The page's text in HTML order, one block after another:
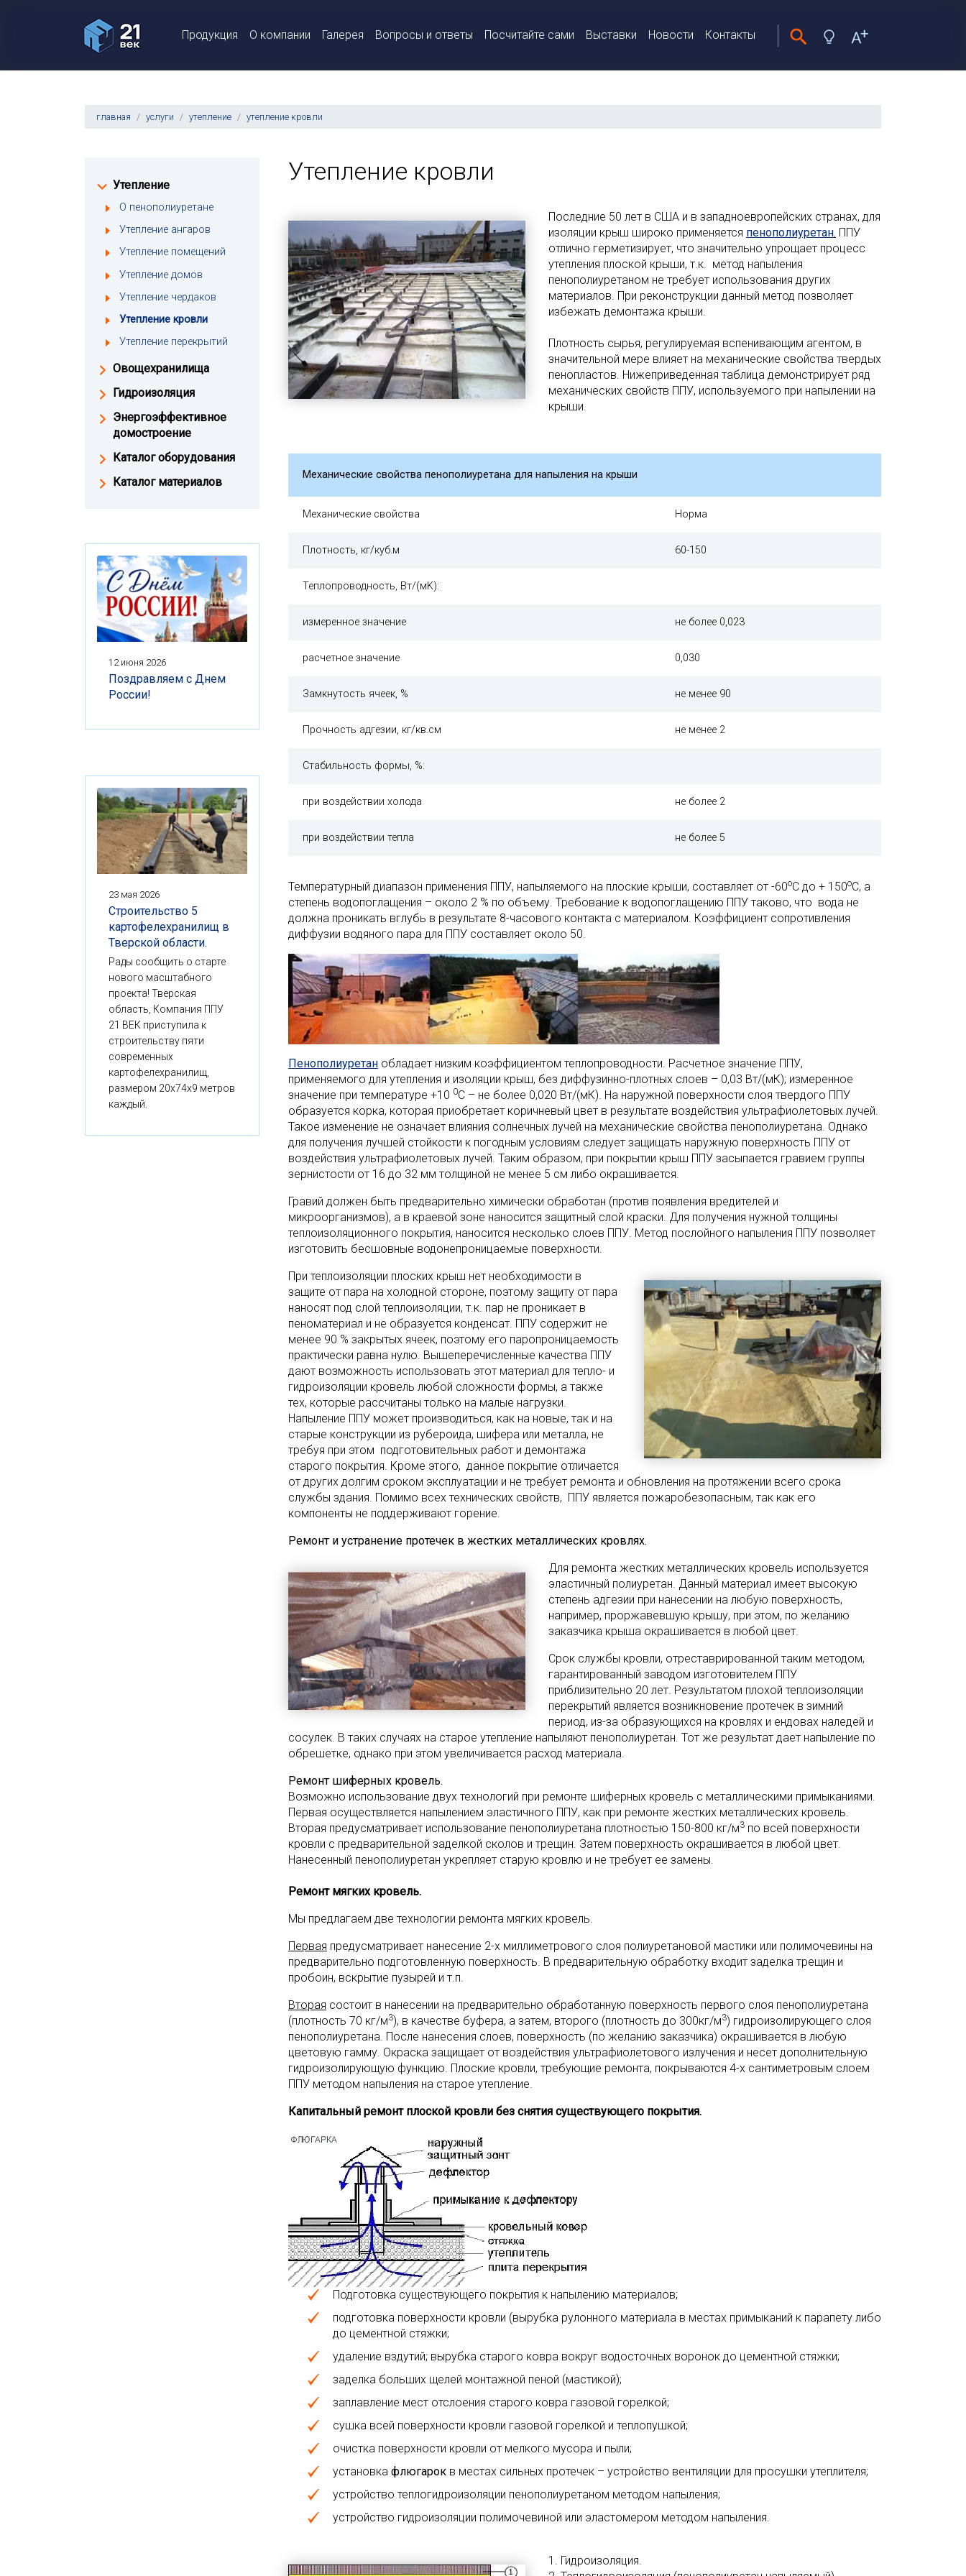
Продукция О компании Галерея Вопросы и ответы Посчитайте сами Выставки Новости Контакты
главная услуги утепление утепление кровли
Утепление кровли
Последние 50 лет в США и в западноевропейских странах, для
изоляции крыш широко применяется пенополиуретан. ППУ
отлично герметизирует, что значительно упрощает процесс
утепления плоской крыши, т.к. метод напыления
пенополиуретаном не требует использования других
материалов. При реконструкции данный метод позволяет
избежать демонтажа крыши.
Плотность сырья, регулируемая вспенивающим агентом, в
значительной мере влияет на механические свойства твердых
пенопластов. Нижеприведенная таблица демонстрирует ряд
механических свойств ППУ, используемого при напылении на
крыши.
Механические свойства пенополиуретана для напыления на крыши
Механические свойства Норма
Плотность, кг/куб.м 60-150
Теплопроводность, Вт/(мK):
измеренное значение не более 0,023
расчетное значение 0,030
Замкнутость ячеек, % не менее 90
Прочность адгезии, кг/кв.см не менее 2
Стабильность формы, %:
при воздействии холода не более 2
при воздействии тепла не более 5
Температурный диапазон применения ППУ, напыляемого на плоские крыши, составляет от -60оС до + 150оС, а
степень водопоглащения – около 2 % по объему. Требование к водопоглащению ППУ таково, что вода не
должна проникать вглубь в результате 8-часового контакта с материалом. Коэффициент сопротивления
диффузии водяного пара для ППУ составляет около 50.
Пенополиуретан обладает низким коэффициентом теплопроводности. Расчетное значение ППУ,
применяемого для утепления и изоляции крыш, без диффузинно-плотных слоев – 0,03 Вт/(мК); измеренное
значение при температуре +10 0С – не более 0,020 Вт/(мК). На наружной поверхности слоя твердого ППУ
образуется корка, которая приобретает коричневый цвет в результате воздействия ультрафиолетовых лучей.
Такое изменение не означает влияния солнечных лучей на механические свойства пенополиуретана. Однако
для получения лучшей стойкости к погодным условиям следует защищать наружную поверхность ППУ от
воздействия ультрафиолетовых лучей. Таким образом, при покрытии крыш ППУ засыпается гравием группы
зернистости от 16 до 32 мм толщиной не менее 5 см либо окрашивается.
Гравий должен быть предварительно химически обработан (против появления вредителей и
микроорганизмов), а в краевой зоне наносится защитный слой краски. Для получения нужной толщины
теплоизоляционного покрытия, наносится несколько слоев ППУ. Метод послойного напыления ППУ позволяет
изготовить бесшовные водонепроницаемые поверхности.
При теплоизоляции плоских крыш нет необходимости в
защите от пара на холодной стороне, поэтому защиту от пара
наносят под слой теплоизоляции, т.к. пар не проникает в
пеноматериал и не образуется конденсат. ППУ содержит не
менее 90 % закрытых ячеек, поэтому его паропроницаемость
практически равна нулю. Вышеперечисленные качества ППУ
дают возможность использовать этот материал для тепло- и
гидроизоляции кровель любой сложности формы, а также
тех, которые рассчитаны только на малые нагрузки.
Напыление ППУ может производиться, как на новые, так и на
старые конструкции из рубероида, шифера или металла, не
требуя при этом подготовительных работ и демонтажа
старого покрытия. Кроме этого, данное покрытие отличается
от других долгим сроком эксплуатации и не требует ремонта и обновления на протяжении всего срока
службы здания. Помимо всех технических свойств, ППУ является пожаробезопасным, так как его
компоненты не поддерживают горение.
Ремонт и устранение протечек в жестких металлических кровлях.
Для ремонта жестких металлических кровель используется
эластичный полиуретан. Данный материал имеет высокую
степень адгезии при нанесении на любую поверхность,
например, проржавевшую крышу, при этом, по желанию
заказчика крыша окрашивается в любой цвет.
Срок службы кровли, отреставрированной таким методом,
гарантированный заводом изготовителем ППУ
приблизительно 20 лет. Результатом плохой теплоизоляции
перекрытий является возникновение протечек в зимний
период, из-за образующихся на кровлях и ендовах наледей и
сосулек. В таких случаях на старое утепление напыляют пенополиуретан. Тот же результат дает напыление по
обрешетке, однако при этом увеличивается расход материала.
Ремонт шиферных кровель.
Возможно использование двух технологий при ремонте шиферных кровель с металлическими примыканиями.
Первая осуществляется напылением эластичного ППУ, как при ремонте жестких металлических кровель.
Вторая предусматривает использование пенополиуретана плотностью 150-800 кг/м3 по всей поверхности
кровли с предварительной заделкой сколов и трещин. Затем поверхность окрашивается в любой цвет.
Нанесенный пенополиуретан укрепляет старую кровлю и не требует ее замены.
Ремонт мягких кровель.
Мы предлагаем две технологии ремонта мягких кровель.
Первая предусматривает нанесение 2-х миллиметрового слоя полиуретановой мастики или полимочевины на
предварительно подготовленную поверхность. В предварительную обработку входит заделка трещин и
пробоин, вскрытие пузырей и т.п.
Вторая состоит в нанесении на предварительно обработанную поверхность первого слоя пенополиуретана
(плотность 70 кг/м3), в качестве буфера, а затем, второго (плотность до 300кг/м3) гидроизолирующего слоя
пенополиуретана. После нанесения слоев, поверхность (по желанию заказчика) окрашивается в любую
цветовую гамму. Окраска защищает от воздействия ультрафиолетового излучения и несет дополнительную
гидроизолирующую функцию. Плоские кровли, требующие ремонта, покрываются 4-х сантиметровым слоем
ППУ методом напыления на старое утепление.
Капитальный ремонт плоской кровли без снятия существующего покрытия.
Подготовка существующего покрытия к напылению материалов;
подготовка поверхности кровли (вырубка рулонного материала в местах примыканий к парапету либо
до цементной стяжки;
удаление вздутий; вырубка старого ковра вокруг водосточных воронок до цементной стяжки;
заделка больших щелей монтажной пеной (мастикой);
заплавление мест отслоения старого ковра газовой горелкой;
сушка всей поверхности кровли газовой горелкой и теплопушкой;
очистка поверхности кровли от мелкого мусора и пыли;
установка флюгарок в местах сильных протечек – устройство вентиляции для просушки утеплителя;
устройство теплогидроизоляции пенополиуретаном методом напыления;
устройство гидроизоляции полимочевиной или эластомером методом напыления.
1. Гидроизоляция.
Утепление
О пенополиуретане
Утепление ангаров
Утепление помещений
Утепление домов
Утепление чердаков
Утепление кровли
Утепление перекрытий
Овощехранилища
Гидроизоляция
Энергоэффективное
домостроение
Каталог оборудования
Каталог материалов
12 июня 2026
Поздравляем с Днем
России!
23 мая 2026
Строительство 5
картофелехранилищ в
Тверской области.
Рады сообщить о старте
нового масштабного
проекта! Тверская
область, Компания ППУ
21 ВЕК приступила к
строительству пяти
современных
картофелехранилищ,
размером 20x74x9 метров
каждый.